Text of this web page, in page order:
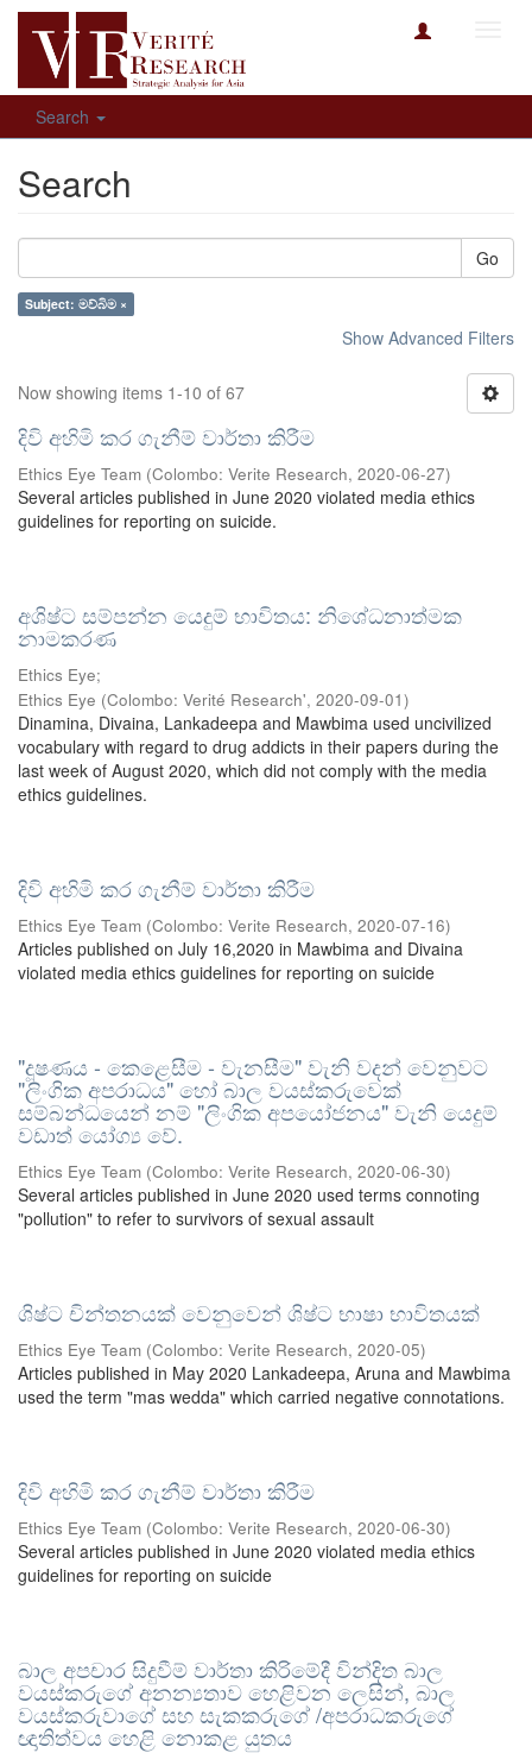
Search
Search
Go
Subject: මව්බිම ×
Show Advanced Filters
Now showing items 1-10 of 67
දිවි අහිමි කර ගැනීම් වාර්තා කිරීම
Ethics Eye Team (Colombo: Verite Research, 2020-06-27)
Several articles published in June 2020 violated media ethics
guidelines for reporting on suicide.
අශිෂ්ට සම්පන්න යෙදුම් භාවිතය: නිශේධනාත්මක
නාමකරණ
Ethics Eye;
Ethics Eye (Colombo: Verité Research', 2020-09-01)
Dinamina, Divaina, Lankadeepa and Mawbima used uncivilized
vocabulary with regard to drug addicts in their papers during the
last week of August 2020, which did not comply with the media
ethics guidelines.
දිවි අහිමි කර ගැනීම් වාර්තා කිරීම
Ethics Eye Team (Colombo: Verite Research, 2020-07-16)
Articles published on July 16,2020 in Mawbima and Divaina
violated media ethics guidelines for reporting on suicide
"දූෂණය - කෙළෙසීම - වැනසීම" වැනි වදන් වෙනුවට
"ලිංගික අපරාධය" හෝ බාල වයස්කරුවෙක්
සම්බන්ධයෙන් නම් "ලිංගික අපයෝජනය" වැනි යෙදුම්
වඩාත් යෝග්‍ය වේ.
Ethics Eye Team (Colombo: Verite Research, 2020-06-30)
Several articles published in June 2020 used terms connoting
"pollution" to refer to survivors of sexual assault
ශිෂ්ට චින්තනයක් වෙනුවෙන් ශිෂ්ට භාෂා භාවිතයක්
Ethics Eye Team (Colombo: Verite Research, 2020-05)
Articles published in May 2020 Lankadeepa, Aruna and Mawbima
used the term "mas wedda" which carried negative connotations.
දිවි අහිමි කර ගැනීම් වාර්තා කිරීම
Ethics Eye Team (Colombo: Verite Research, 2020-06-30)
Several articles published in June 2020 violated media ethics
guidelines for reporting on suicide
බාල අපචාර සිදුවීම් වාර්තා කිරිමේදී වින්දිත බාල
වයස්කරුගේ අනන්‍යතාව හෙළිවන ලෙසින්, බාල
වයස්කරුවාගේ සහ සැකකරුගේ /අපරාධකරුගේ
ඥාතිත්වය හෙළි නොකළ යුතය